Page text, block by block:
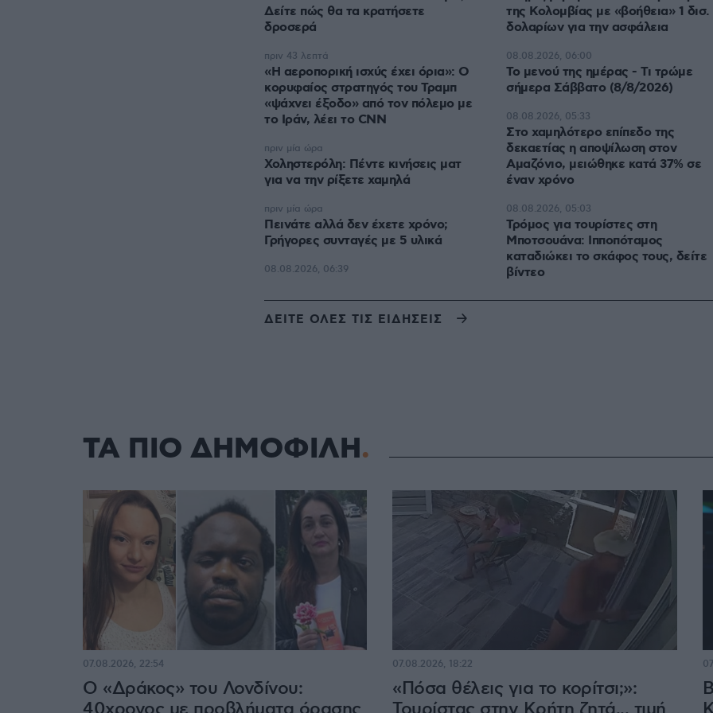
Δείτε πώς θα τα κρατήσετε
δροσερά
«Η αεροπορική ισχύς έχει όρια»: Ο
κορυφαίος στρατηγός του Τραμπ
«ψάχνει έξοδο» από τον πόλεμο με
το Ιράν, λέει το CNN
πριν 43 λεπτά
Χοληστερόλη: Πέντε κινήσεις ματ
για να την ρίξετε χαμηλά
πριν μία ώρα
Πεινάτε αλλά δεν έχετε χρόνο;
Γρήγορες συνταγές με 5 υλικά
πριν μία ώρα
08.08.2026, 06:39
της Κολομβίας με «βοήθεια» 1 δισ.
δολαρίων για την ασφάλεια
Το μενού της ημέρας - Τι τρώμε
σήμερα Σάββατο (8/8/2026)
08.08.2026, 06:00
Στο χαμηλότερο επίπεδο της
δεκαετίας η αποψίλωση στον
Αμαζόνιο, μειώθηκε κατά 37% σε
έναν χρόνο
08.08.2026, 05:33
Τρόμος για τουρίστες στη
Μποτσουάνα: Ιπποπόταμος
καταδιώκει το σκάφος τους, δείτε
βίντεο
08.08.2026, 05:03
ΔΕΙΤΕ ΟΛΕΣ ΤΙΣ ΕΙΔΗΣΕΙΣ
ΤΑ ΠΙΟ ΔΗΜΟΦΙΛΗ
Ο «Δράκος» του Λονδίνου:
07.08.2026, 22:54
«Πόσα θέλεις για το κορίτσι;»:
07.08.2026, 18:22